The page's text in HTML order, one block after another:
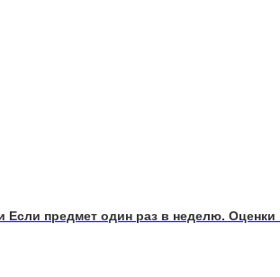
Если предмет один раз в неделю.